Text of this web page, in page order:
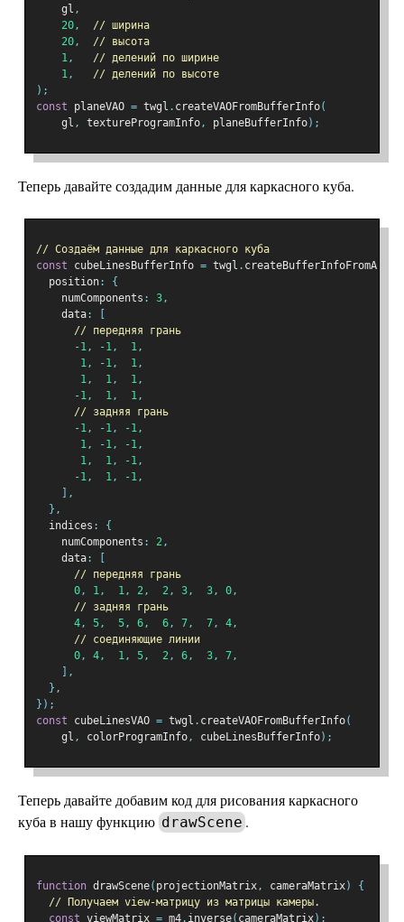
    gl
,
20,
// ширина
20,
// высота
1,
// делений по ширине
1,
// делений по высоте
);
const planeVAO = twgl . createVAOFromBufferInfo(
    gl
, textureProgramInfo, planeBufferInfo);
Теперь давайте создадим данные для каркасного куба.
// Создаём данные для каркасного куба
const cubeLinesBufferInfo = twgl .
  position
:
{
    numComponents
: 3,
    data
:
// передняя грань
-1, -1, 1,
1, -1, 1,
1, 1, 1,
-1, 1, 1,
// задняя грань
-1, -1, -1,
1, -1, -1,
1, 1, -1,
-1, 1, -1,
],
},
  indices
:
{
    numComponents
: 2,
    data
:
// передняя грань
0, 1, 1, 2, 2, 3, 3, 0,
// задняя грань
4, 5, 5, 6, 6, 7, 7, 4,
// соединяющие линии
0, 4, 1, 5, 2, 6, 3, 7,
],
},
});
const cubeLinesVAO = twgl . createVAOFromBufferInfo(
    gl
, colorProgramInfo, cubeLinesBufferInfo);
Теперь давайте добавим код для рисования каркасного
куба в нашу функцию drawScene .
function drawScene( projectionMatrix, cameraMatrix)
{
// Получаем view-матрицу из матрицы камеры.
const viewMatrix = m4. inverse( cameraMatrix);